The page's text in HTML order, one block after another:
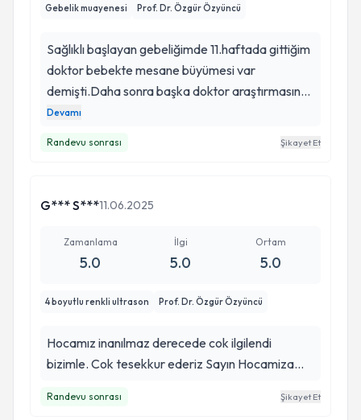
Gebelik muayenesi Prof. Dr. Özgür Özyüncü
Sağlıklı başlayan gebeliğimde 11.haftada gittiğim
doktor bebekte mesane büyümesi var
demişti.Daha sonra başka doktor araştırmasına
başladığımda tavsiye, yorumlar ve uzmanlık
ve psikolojik olarak da insanı inanılmaz
rahatlıyor.Daha önce de çok kadın doğumcuya
Devamı
Randevu sonrası Şikayet Et
G*** S***11.06.2025
Zamanlama
5.0
İlgi
5.0
Ortam
5.0
4 boyutlu renkli ultrason Prof. Dr. Özgür Özyüncü
Hocamız inanılmaz derecede cok ilgilendi
bizimle. Cok tesekkur ederiz Sayın Hocamiza...
Randevu sonrası Şikayet Et